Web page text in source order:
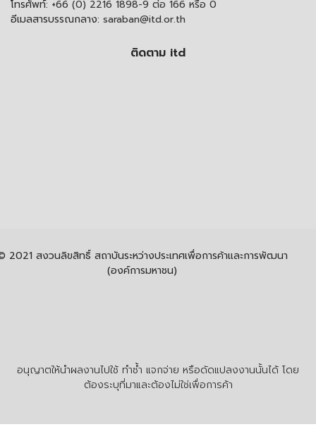
โทรศัพท์: +66 (0) 2216 1898-9 ต่อ 166 หรือ 0
อีเมลสารบรรณกลาง: saraban@itd.or.th
ติดตาม itd
อนุญาตให้นำผลงานไปใช้ ทำซ้ำ แจกจ่าย หรือดัดแปลงงานนั้นได้ โดย
ต้องระบุที่มาและต้องไม่ใช่เพื่อการค้า
2021 สงวนลิขสิทธิ์ สถาบันระหว่างประเทศเพื่อการค้าและการพัฒนา
(องค์การมหาชน)